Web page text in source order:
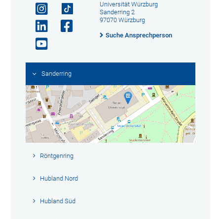
Universität Würzburg
Sanderring 2
97070 Würzburg
Suche Ansprechperson
Sanderring
Röntgenring
Hubland Nord
Hubland Süd